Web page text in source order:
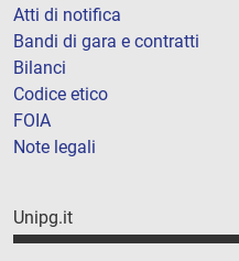
Atti di notifica
Bandi di gara e contratti
Bilanci
Codice etico
FOIA
Note legali
Unipg.it